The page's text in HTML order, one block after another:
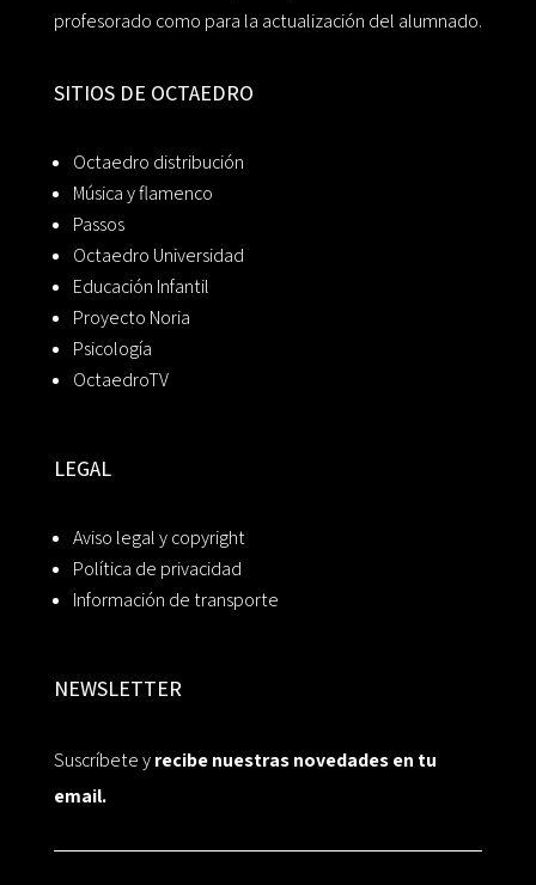
profesorado como para la actualización del alumnado.
SITIOS DE OCTAEDRO
Octaedro distribución
Música y flamenco
Passos
Octaedro Universidad
Educación Infantil
Proyecto Noria
Psicología
OctaedroTV
LEGAL
Aviso legal y copyright
Política de privacidad
Información de transporte
NEWSLETTER
Suscríbete yrecibe nuestras novedades en tu
email.